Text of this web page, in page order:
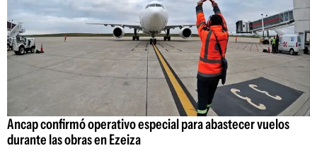
Ancap confirmó operativo especial para abastecer vuelos
durante las obras en Ezeiza